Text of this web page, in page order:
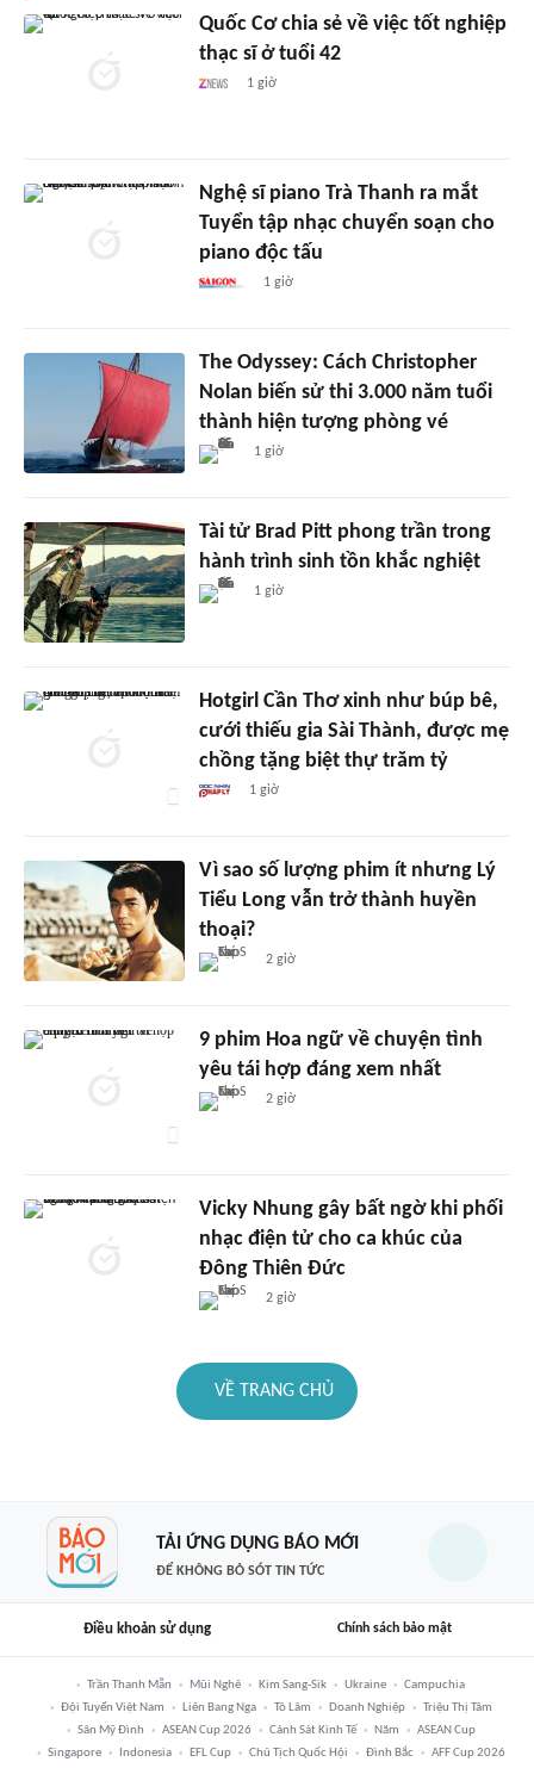
Quốc Cơ chia sẻ về việc tốt nghiệp
thạc sĩ ở tuổi 42
1 giờ
Nghệ sĩ piano Trà Thanh ra mắt
Tuyển tập nhạc chuyển soạn cho
piano độc tấu
1 giờ
The Odyssey: Cách Christopher
Nolan biến sử thi 3.000 năm tuổi
thành hiện tượng phòng vé
1 giờ
Tài tử Brad Pitt phong trần trong
hành trình sinh tồn khắc nghiệt
1 giờ
Hotgirl Cần Thơ xinh như búp bê,
cưới thiếu gia Sài Thành, được mẹ
chồng tặng biệt thự trăm tỷ
1 giờ
Vì sao số lượng phim ít nhưng Lý
Tiểu Long vẫn trở thành huyền
thoại?
2 giờ
9 phim Hoa ngữ về chuyện tình
yêu tái hợp đáng xem nhất
2 giờ
Vicky Nhung gây bất ngờ khi phối
nhạc điện tử cho ca khúc của
Đông Thiên Đức
2 giờ
VỀ TRANG CHỦ
TẢI ỨNG DỤNG BÁO MỚI
ĐỂ KHÔNG BỎ SÓT TIN TỨC
Điều khoản sử dụng Chính sách bảo mật
Trần Thanh Mẫn Mũi Nghê Kim Sang-Sik Ukraine
Campuchia
Đội Tuyển Việt Nam
Liên Bang Nga Tô Lâm Doanh Nghiệp
Triệu Thị Tâm
Sân Mỹ Đình
ASEAN Cup 2026 Cảnh Sát Kinh Tế Năm
ASEAN Cup
Singapore
Indonesia EFL Cup Chủ Tịch Quốc Hội Đình Bắc
AFF Cup 2026